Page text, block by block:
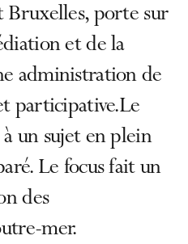
Bruxelles, porte sur
et de la
administration de
participative.Le
à un sujet en plein
Le focus fait un
des
mer.